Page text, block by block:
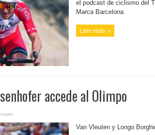
el podcast de ciclismo del
Marca Barcelona
Leer más »
accede al Olimpo
Van Vleuten y Longo